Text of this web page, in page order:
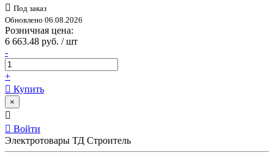
Под заказ
Обновлено 06.08.2026
Розничная цена:
6 663.48 руб. / шт
-
+
Купить
×
Войти
Электротовары ТД Строитель